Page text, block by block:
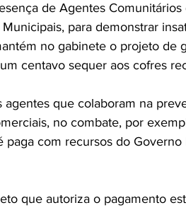
de Agentes
para demonstrar
no gabinete o projeto de
centavo sequer aos cofres
agentes que colaboram na
no combate, por
paga com recursos do
que autoriza o pagamento